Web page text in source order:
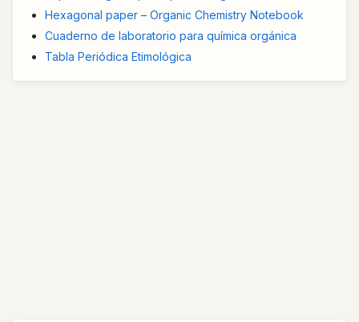
Hexagonal paper – Organic Chemistry Notebook
Cuaderno de laboratorio para química orgánica
Tabla Periódica Etimológica